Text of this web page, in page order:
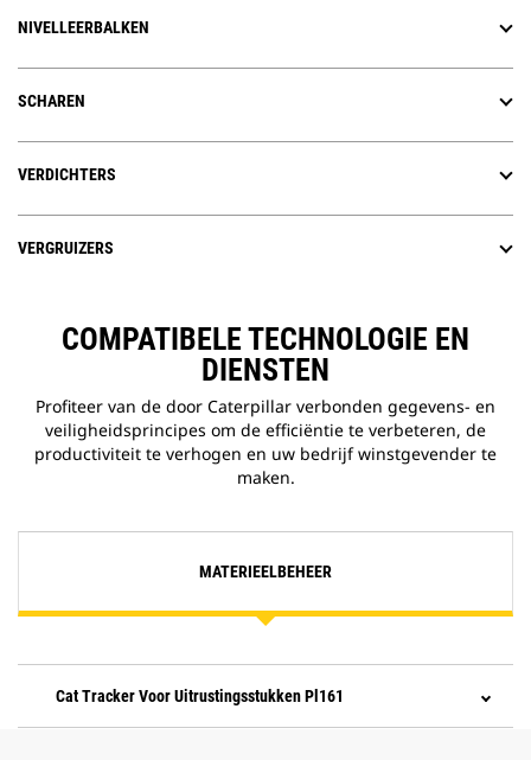
NIVELLEERBALKEN
SCHAREN
VERDICHTERS
VERGRUIZERS
COMPATIBELE TECHNOLOGIE EN
DIENSTEN
Profiteer van de door Caterpillar verbonden gegevens- en
veiligheidsprincipes om de efficiëntie te verbeteren, de
productiviteit te verhogen en uw bedrijf winstgevender te
maken.
MATERIEELBEHEER
Cat Tracker Voor Uitrustingsstukken Pl161